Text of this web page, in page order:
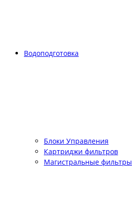
Водоподготовка
Блоки Управления
Картриджи фильтров
Магистральные фильтры